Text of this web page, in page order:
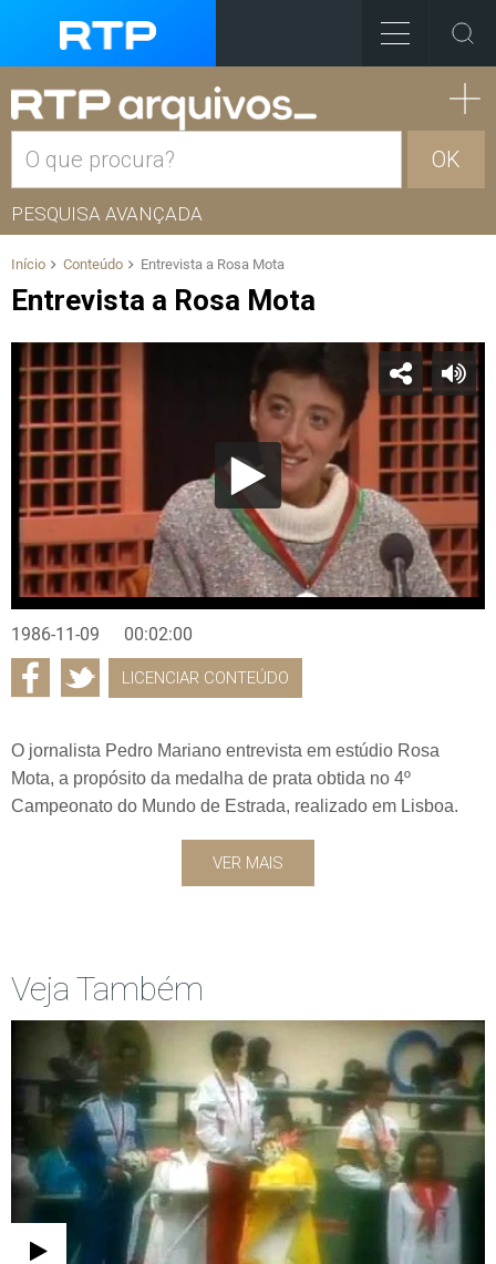
OK
PESQUISA AVANÇADA
Início Conteúdo Entrevista a Rosa Mota
Entrevista a Rosa Mota
1986-11-09 00:02:00
LICENCIAR CONTEÚDO
O jornalista Pedro Mariano entrevista em estúdio Rosa
Mota, a propósito da medalha de prata obtida no 4º
Campeonato do Mundo de Estrada, realizado em Lisboa.
VER MAIS
Veja Também